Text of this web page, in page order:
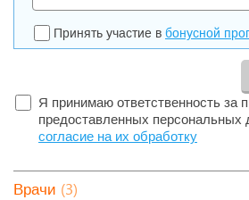
Принять участие в бонусной
Я принимаю ответственность за
предоставленных
согласие на их обработку
Врачи (3)